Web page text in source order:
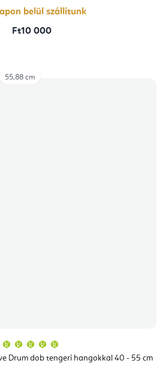
csillag.
belül szállítunk
Ft10 000
Drum dob tengeri hangokkal 40 - 55 cm
átlagos
értékelése
55,88 cm